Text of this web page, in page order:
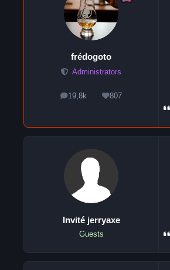
frédogoto
Administrators
19,8k
messages807
Réputation
Invité jerryaxe
Guests